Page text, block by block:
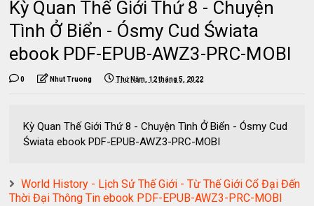
Kỳ Quan Thế Giới Thứ 8 - Chuyện
Tình Ở Biển - Ósmy Cud Świata
ebook PDF-EPUB-AWZ3-PRC-MOBI
0 Nhut Truong Thứ Năm, 12 tháng 5, 2022
Kỳ Quan Thế Giới Thứ 8 - Chuyện Tình Ở Biển - Ósmy Cud
Świata ebook PDF-EPUB-AWZ3-PRC-MOBI
World History - Lịch Sử Thế Giới - Từ Thế Giới Cổ Đại Đến
Thời Đại Thông Tin ebook PDF-EPUB-AWZ3-PRC-MOBI